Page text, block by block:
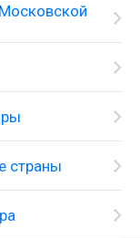
страны